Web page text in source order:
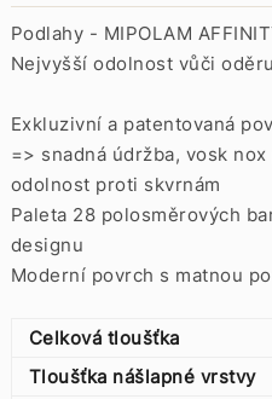
Podlahy - MIPOLAM
Nejvyšší odolnost vůči oděru
Exkluzivní a patentovaná
=> snadná údržba, vosk
odolnost proti skvrnám
Paleta 28 polosměrových
designu
Moderní povrch s matnou
Celková tloušťka
Tloušťka nášlapné vrstvy